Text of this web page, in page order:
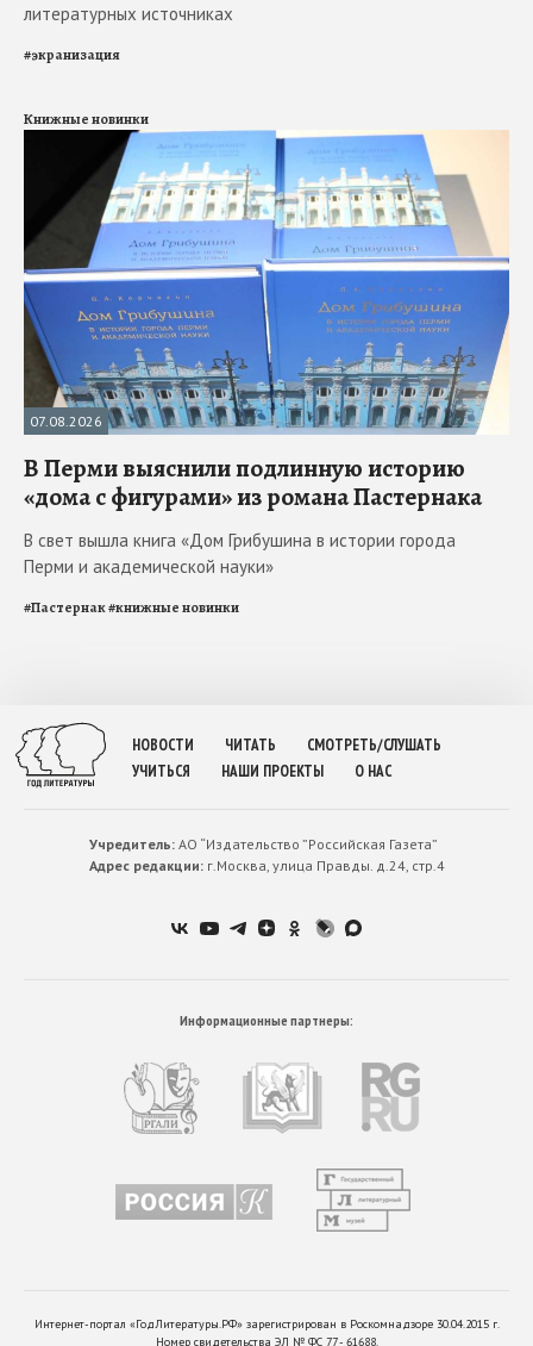
литературных источниках
#экранизация
Книжные новинки
07.08.2026
В Перми выяснили подлинную историю
«дома с фигурами» из романа Пастернака
В свет вышла книга «Дом Грибушина в истории города
Перми и академической науки»
#Пастернак#книжные новинки
НОВОСТИ ЧИТАТЬ
СМОТРЕТЬ/СЛУШАТЬ
УЧИТЬСЯ
НАШИ ПРОЕКТЫ О НАС
Учредитель:АО “Издательство ”Российская Газета”
Адрес редакции:г.Москва, улица Правды. д.24, стр.4
Информационные партнеры:
Интернет-портал «ГодЛитературы.РФ» зарегистрирован в Роскомнадзоре 30.04.2015 г.
Номер свидетельства ЭЛ № ФС 77 - 61688.